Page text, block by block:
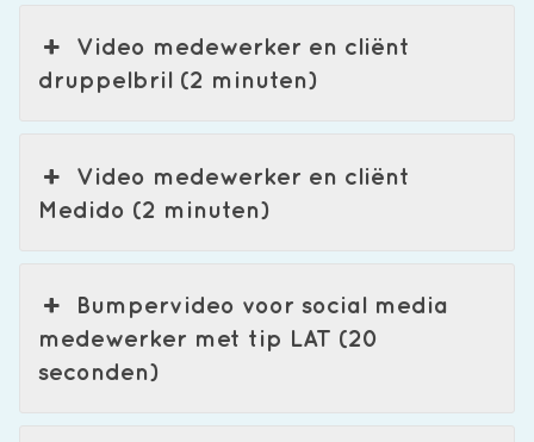
Video medewerker en cliënt
druppelbril (2 minuten)
Video medewerker en cliënt
Medido (2 minuten)
Bumpervideo voor social media
medewerker met tip LAT (20
seconden)